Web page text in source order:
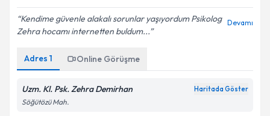
Kendime güvenle alakalı sorunlar yaşıyordum Psikolog
Zehra hocamı internetten buldum...
Devamı
Adres 1 Online Görüşme
Uzm. Kl. Psk. Zehra Demirhan Haritada Göster
Söğütözü Mah.